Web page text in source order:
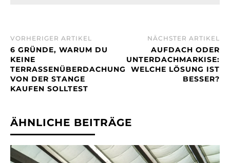
VORHERIGER ARTIKEL
6 GRÜNDE, WARUM DU
KEINE
TERRASSENÜBERDACHUNG
VON DER STANGE
KAUFEN SOLLTEST
NÄCHSTER ARTIKEL
AUFDACH ODER
UNTERDACHMARKISE:
WELCHE LÖSUNG IST
BESSER?
ÄHNLICHE BEITRÄGE